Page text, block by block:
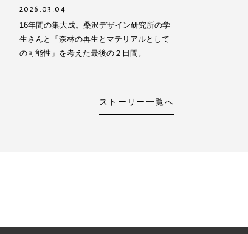
2026.03.04
16年間の集大成。桑沢デザイン研究所の学
生さんと「森林の再生とマテリアルとして
の可能性」を考えた最後の２日間。
ストーリー一覧へ